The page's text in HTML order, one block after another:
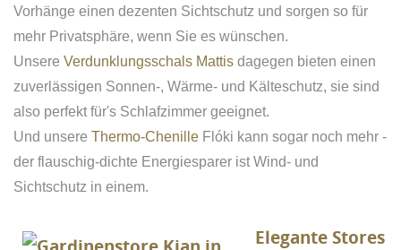
Vorhänge einen dezenten Sichtschutz und sorgen so für
mehr Privatsphäre, wenn Sie es wünschen.
Unsere Verdunklungsschals Mattis dagegen bieten einen
zuverlässigen Sonnen-, Wärme- und Kälteschutz, sie sind
also perfekt für's Schlafzimmer geeignet.
Und unsere Thermo-Chenille Flóki kann sogar noch mehr -
der flauschig-dichte Energiesparer ist Wind- und
Sichtschutz in einem.
Elegante Stores
AUF MEINE WUNSCHLISTE
((MODALTITLE))
((confirmMessage))
((TITLE))
((label))
((createText))
ANMELDEN
Sie müssen angemeldet sein, um Artikel Ihrer
Wunschliste hinzufügen zu können.